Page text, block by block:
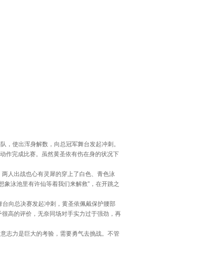
使出浑身解数，向总冠军舞台发起冲刺。
作完成比赛。虽然黄圣依有伤在身的状况下
人出战也心有灵犀的穿上了白色、青色泳
泳池里有许仙等着我们来解救”，在开跳之
向总决赛发起冲刺，黄圣依佩戴保护腰部
高的评价，无奈同场对手实力过于强劲，再
志力是巨大的考验，需要勇气去挑战。不管